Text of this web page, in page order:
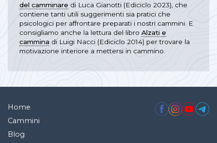
del camminare di Luca Gianotti (Ediciclo 2023), che
contiene tanti utili suggerimenti sia pratici che
psicologici per affrontare preparati i nostri cammini. E
consigliamo anche la lettura del libro Alzati e
cammina di Luigi Nacci (Ediciclo 2014) per trovare la
motivazione interiore a mettersi in cammino.
Home
Cammini
Blog